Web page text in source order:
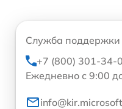
Служба поддержки
+7 (800) 301-34-
Ежедневно с 9:00